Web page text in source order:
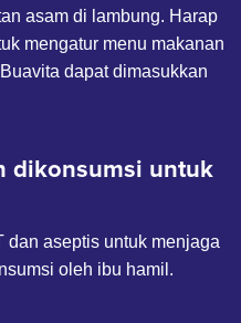
asam di lambung. Harap
mengatur menu makanan
dapat dimasukkan
dikonsumsi untuk
dan aseptis untuk menjaga
oleh ibu hamil.